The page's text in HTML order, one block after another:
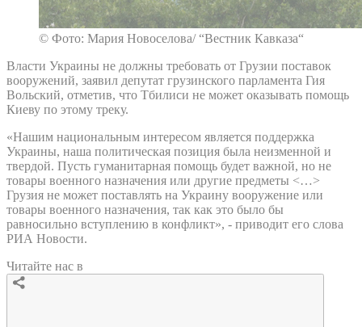
© Фото: Мария Новоселова/ “Вестник Кавказа“
Власти Украины не должны требовать от Грузии поставок
вооружений, заявил депутат грузинского парламента Гия
Вольский, отметив, что Тбилиси не может оказывать помощь
Киеву по этому треку.
«Нашим национальным интересом является поддержка
Украины, наша политическая позиция была неизменной и
твердой. Пусть гуманитарная помощь будет важной, но не
товары военного назначения или другие предметы <…>
Грузия не может поставлять на Украину вооружение или
товары военного назначения, так как это было бы
равносильно вступлению в конфликт», - приводит его слова
РИА Новости.
Читайте нас в